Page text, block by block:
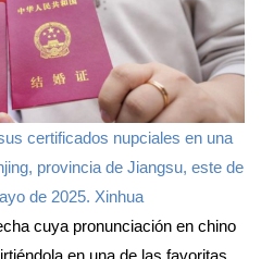
certificados nupciales en una
provincia de Jiangsu, este de
de 2025. Xinhua
cuya pronunciación en chino
en una de las favoritas